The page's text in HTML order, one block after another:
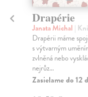
Drapérie
Janata Michal |
Drapérii máme
s výtvarným
zvlněná nebo
nejrůz...
Zasielame do 12